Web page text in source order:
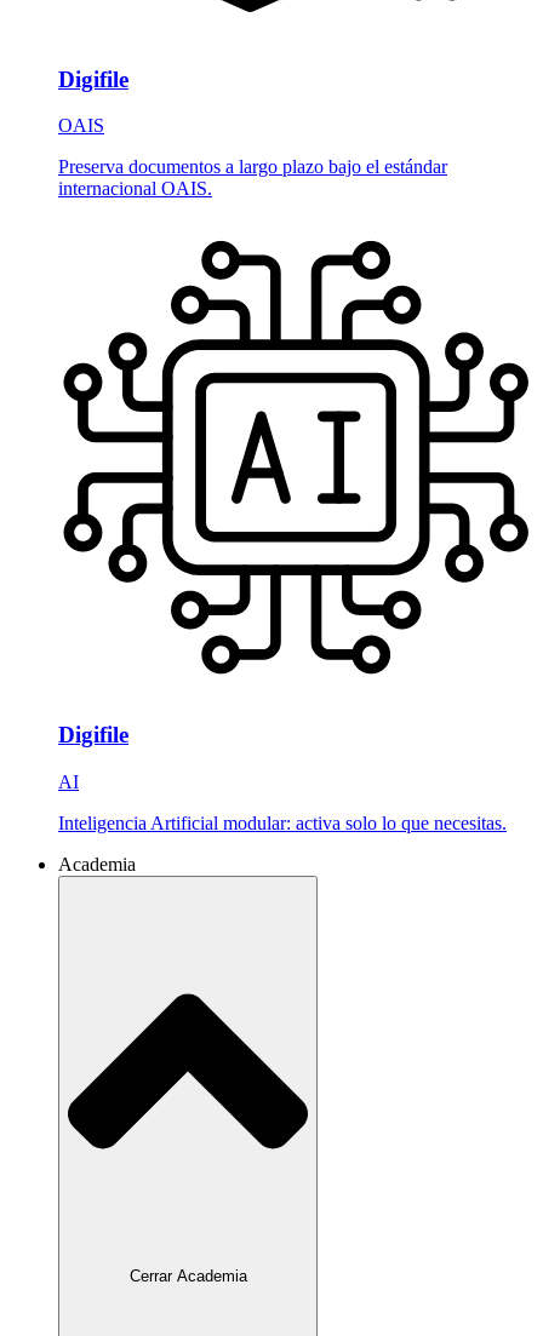
Digifile
OAIS
Preserva documentos a largo plazo bajo el estándar
internacional OAIS.
Digifile
AI
Inteligencia Artificial modular: activa solo lo que necesitas.
Academia
Cerrar Academia